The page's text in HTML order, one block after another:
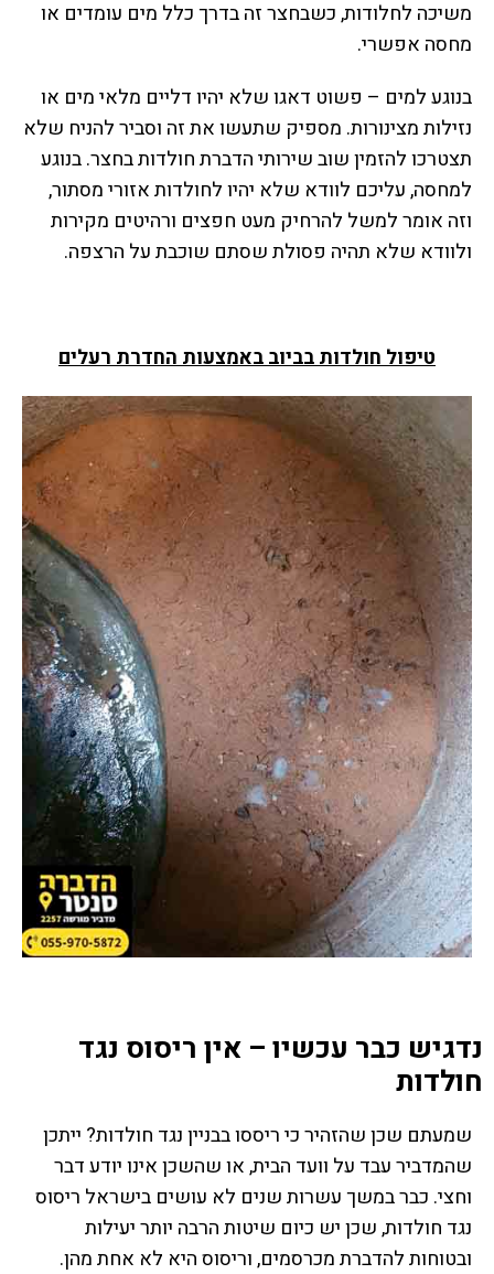
משיכה לחלודות, כשבחצר זה בדרך כלל מים עומדים או
מחסה אפשרי.
בנוגע למים – פשוט דאגו שלא יהיו דליים מלאי מים או
נזילות מצינורות. מספיק שתעשו את זה וסביר להניח שלא
תצטרכו להזמין שוב שירותי הדברת חולדות בחצר. בנוגע
למחסה, עליכם לוודא שלא יהיו לחולדות אזורי מסתור,
וזה אומר למשל להרחיק מעט חפצים ורהיטים מקירות
ולוודא שלא תהיה פסולת שסתם שוכבת על הרצפה.
טיפול חולדות בביוב באמצעות החדרת רעלים
נדגיש כבר עכשיו – אין ריסוס נגד
חולדות
שמעתם שכן שהזהיר כי ריססו בבניין נגד חולדות? ייתכן
שהמדביר עבד על וועד הבית, או שהשכן אינו יודע דבר
וחצי. כבר במשך עשרות שנים לא עושים בישראל ריסוס
נגד חולדות, שכן יש כיום שיטות הרבה יותר יעילות
ובטוחות להדברת מכרסמים, וריסוס היא לא אחת מהן.